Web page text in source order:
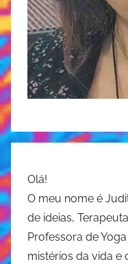
Olá!
O meu nome é
de ideias,
Professora de
mistérios da vida e